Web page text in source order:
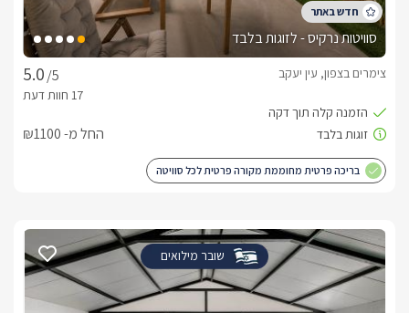
סוויטות נרקיס - לזוגות בלבד
/5
צימרים בצפון, עין יעקב
החל מ- ₪1100
בריכה פרטית מחוממת מקורה פרטית לכל סוויטה
שובר מילואים